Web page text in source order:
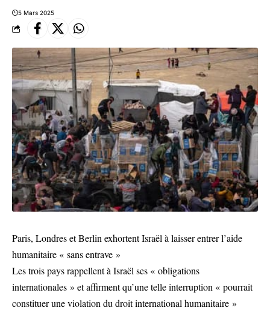
5 Mars 2025
Paris, Londres et Berlin exhortent Israël à laisser entrer l’aide
humanitaire « sans entrave »
Les trois pays rappellent à Israël ses « obligations
internationales » et affirment qu’une telle interruption « pourrait
constituer une violation du droit international humanitaire »